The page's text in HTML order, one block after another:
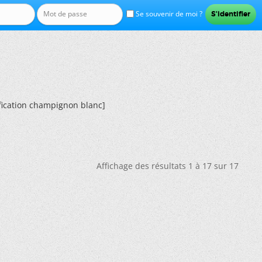
Se souvenir de moi ?
champignon blanc]
Affichage des résultats 1 à 17 sur 17